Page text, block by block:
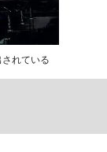
れている